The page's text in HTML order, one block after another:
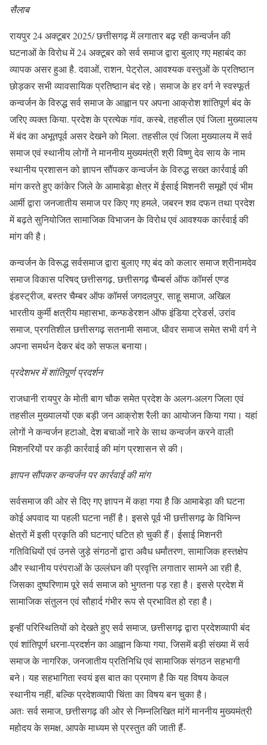
सैलाब
रायपुर 24 अक्टूबर 2025/ छत्तीसगढ़ में लगातार बढ़ रही कन्वर्जन की
घटनाओं के विरोध में 24 अक्टूबर को सर्व समाज द्वारा बुलाए गए महाबंद का
व्यापक असर हुआ है. दवाओं, राशन, पेट्रोल, आवश्यक वस्तुओं के प्रतिष्ठान
छोड़कर सभी व्यावसायिक प्रतिष्ठान बंद रहे। समाज के हर वर्ग ने स्वस्फूर्त
कन्वर्जन के विरुद्ध सर्व समाज के आह्वान पर अपना आक्रोश शांतिपूर्ण बंद के
जरिए व्यक्त किया. प्रदेश के प्रत्येक गांव, कस्बे, तहसील एवं जिला मुख्यालय
में बंद का अभूतपूर्व असर देखने को मिला. तहसील एवं जिला मुख्यालय में सर्व
समाज एवं स्थानीय लोगों ने माननीय मुख्यमंत्री श्री विष्णु देव साय के नाम
स्थानीय प्रशासन को ज्ञापन सौंपकर कन्वर्जन के विरुद्ध सख्त कार्रवाई की
मांग करते हुए कांकेर जिले के आमाबेड़ा क्षेत्र में ईसाई मिशनरी समूहों एवं भीम
आर्मी द्वारा जनजातीय समाज पर किए गए हमले, जबरन शव दफन तथा प्रदेश
में बढ़ते सुनियोजित सामाजिक विभाजन के विरोध एवं आवश्यक कार्रवाई की
मांग की है।
कन्वर्जन के विरूद्ध सर्वसमाज द्वारा बुलाए गए बंद को कलार समाज श्रीनामदेव
समाज विकास परिषद् छत्तीसगढ़, छत्तीसगढ़ चैम्बर्स ऑफ कॉमर्स एण्ड
इंडस्ट्रीज, बस्तर चैम्बर ऑफ कॉमर्स जगदलपुर, साहू समाज, अखिल
भारतीय कुर्मी क्षत्रीय महासभा, कन्फडेरशन ऑफ इंडिया ट्रेडर्स, उरांव
समाज, प्रगतिशील छत्तीसगढ़ सतनामी समाज, धीवर समाज समेत सभी वर्ग ने
अपना समर्थन देकर बंद को सफल बनाया।
प्रदेशभर में शांतिपूर्ण प्रदर्शन
राजधानी रायपुर के मोती बाग चौक समेत प्रदेश के अलग-अलग जिला एवं
तहसील मुख्यालयों एक बड़ी जन आक्रोश रैली का आयोजन किया गया। यहां
लोगों ने कन्वर्जन हटाओ, देश बचाओं नारे के साथ कन्वर्जन करने वाली
मिशनरियों पर कड़ी कार्रवाई की मांग प्रशासन से की।
ज्ञापन सौंपकर कन्वर्जन पर कार्रवाई की मांग
सर्वसमाज की ओर से दिए गए ज्ञापन में कहा गया है कि आमाबेड़ा की घटना
कोई अपवाद या पहली घटना नहीं है। इससे पूर्व भी छत्तीसगढ़ के विभिन्न
क्षेत्रों में इसी प्रकृति की घटनाएं घटित हो चुकी हैं। ईसाई मिशनरी
गतिविधियों एवं उनसे जुड़े संगठनों द्वारा अवैध धर्मांतरण, सामाजिक हस्तक्षेप
और स्थानीय परंपराओं के उल्लंघन की प्रवृत्ति लगातार सामने आ रही है,
जिसका दुष्परिणाम पूरे सर्व समाज को भुगतना पड़ रहा है। इससे प्रदेश में
सामाजिक संतुलन एवं सौहार्द गंभीर रूप से प्रभावित हो रहा है।
इन्हीं परिस्थितियों को देखते हुए सर्व समाज, छत्तीसगढ़ द्वारा प्रदेशव्यापी बंद
एवं शांतिपूर्ण धरना-प्रदर्शन का आह्वान किया गया, जिसमें बड़ी संख्या में सर्व
समाज के नागरिक, जनजातीय प्रतिनिधि एवं सामाजिक संगठन सहभागी
बने। यह सहभागिता स्वयं इस बात का प्रमाण है कि यह विषय केवल
स्थानीय नहीं, बल्कि प्रदेशव्यापी चिंता का विषय बन चुका है।
अतः सर्व समाज, छत्तीसगढ़ की ओर से निम्नलिखित मांगें माननीय मुख्यमंत्री
महोदय के समक्ष, आपके माध्यम से प्रस्तुत की जाती हैं-